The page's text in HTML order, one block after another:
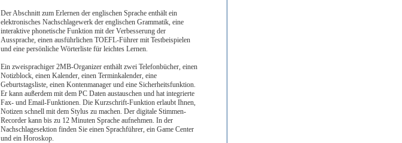
Der Abschnitt zum Erlernen der englischen Sprache enthält ein
elektronisches Nachschlagewerk der englischen Grammatik, eine
interaktive phonetische Funktion mit der Verbesserung der
Aussprache, einen ausführlichen TOEFL-Führer mit Testbeispielen
und eine persönliche Wörterliste für leichtes Lernen.
Ein zweisprachiger 2MB-Organizer enthält zwei Telefonbücher, einen
Notizblock, einen Kalender, einen Terminkalender, eine
Geburtstagsliste, einen Kontenmanager und eine Sicherheitsfunktion.
Er kann außerdem mit dem PC Daten austauschen und hat integrierte
Fax- und Email-Funktionen. Die Kurzschrift-Funktion erlaubt Ihnen,
Notizen schnell mit dem Stylus zu machen. Der digitale Stimmen-
Recorder kann bis zu 12 Minuten Sprache aufnehmen. In der
Nachschlagesektion finden Sie einen Sprachführer, ein Game Center
und ein Horoskop.